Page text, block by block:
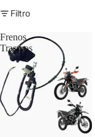
Filtro
Frenos
Traseros